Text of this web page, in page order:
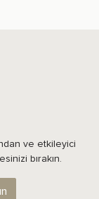
ve etkileyici
bırakın.